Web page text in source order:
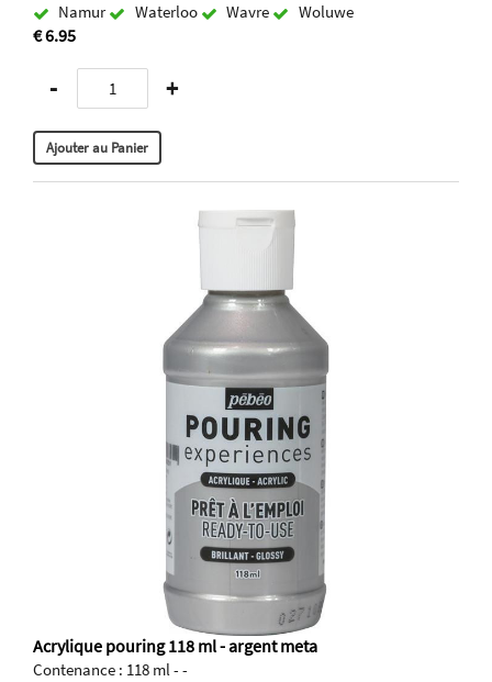
Namur
Waterloo Wavre Woluwe
€ 6.95
- +
Acrylique pouring 118 ml - argent meta
Contenance : 118 ml - -